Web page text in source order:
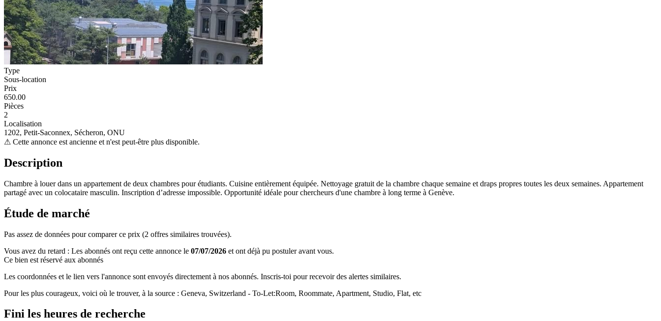
Type
Sous-location
Prix
650.00
Pièces
2
Localisation
1202, Petit-Saconnex, Sécheron, ONU
⚠ Cette annonce est ancienne et n'est peut-être plus disponible.
Description
Chambre à louer dans un appartement de deux chambres pour étudiants. Cuisine entièrement équipée. Nettoyage gratuit de la chambre chaque semaine et draps propres toutes les deux semaines. Appartement
partagé avec un colocataire masculin. Inscription d’adresse impossible. Opportunité idéale pour chercheurs d'une chambre à long terme à Genève.
Étude de marché
Pas assez de données pour comparer ce prix (2 offres similaires trouvées).
Vous avez du retard : Les abonnés ont reçu cette annonce le 07/07/2026 et ont déjà pu postuler avant vous.
Ce bien est réservé aux abonnés
Les coordonnées et le lien vers l'annonce sont envoyés directement à nos abonnés. Inscris-toi pour recevoir des alertes similaires.
Pour les plus courageux, voici où le trouver, à la source : Geneva, Switzerland - To-Let:Room, Roommate, Apartment, Studio, Flat, etc
Fini les heures de recherche